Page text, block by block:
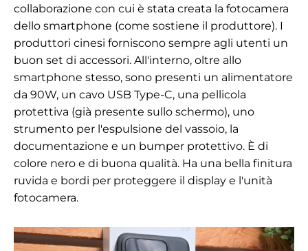
collaborazione con cui è stata creata la fotocamera
dello smartphone (come sostiene il produttore). I
produttori cinesi forniscono sempre agli utenti un
buon set di accessori. All'interno, oltre allo
smartphone stesso, sono presenti un alimentatore
da 90W, un cavo USB Type-C, una pellicola
protettiva (già presente sullo schermo), uno
strumento per l'espulsione del vassoio, la
documentazione e un bumper protettivo. È di
colore nero e di buona qualità. Ha una bella finitura
ruvida e bordi per proteggere il display e l'unità
fotocamera.